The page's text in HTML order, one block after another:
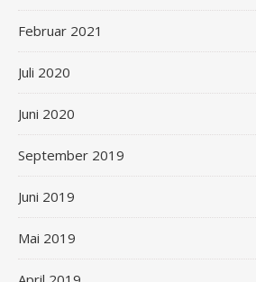
Februar 2021
Juli 2020
Juni 2020
September 2019
Juni 2019
Mai 2019